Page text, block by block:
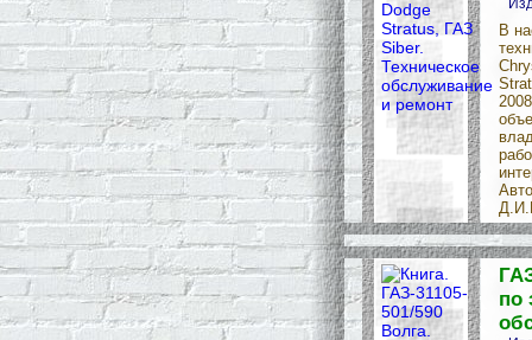
В
по